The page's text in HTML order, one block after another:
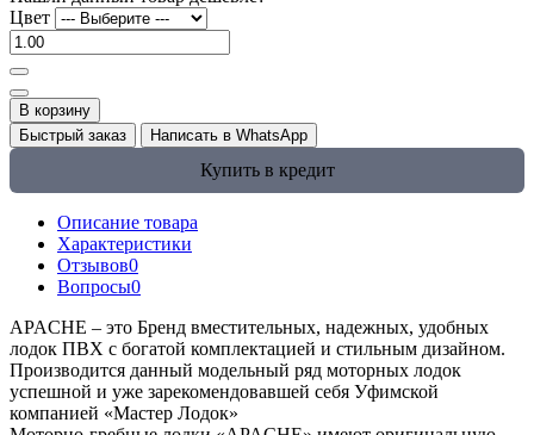
Цвет
В корзину
Быстрый заказ
Написать в WhatsApp
Купить в кредит
Описание товара
Характеристики
Отзывов0
Вопросы0
APACHE – это Бренд вместительных, надежных, удобных
лодок ПВХ с богатой комплектацией и стильным дизайном.
Производится данный модельный ряд моторных лодок
успешной и уже зарекомендовавшей себя Уфимской
компанией «Мастер Лодок»